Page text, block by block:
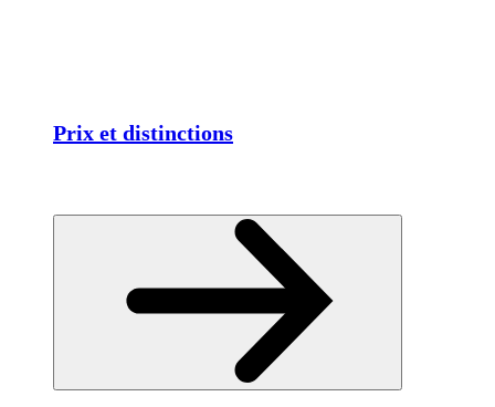
Prix et distinctions